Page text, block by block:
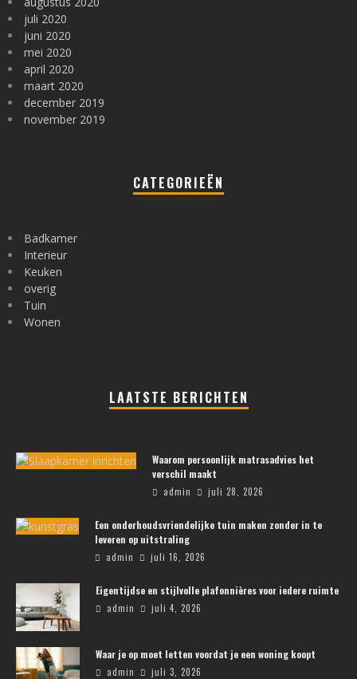
juli 2020
juni 2020
mei 2020
april 2020
maart 2020
december 2019
november 2019
CATEGORIEËN
Badkamer
Interieur
Keuken
overig
Tuin
Wonen
LAATSTE BERICHTEN
Waarom persoonlijk matrasadvies het
verschil maakt
admin juli 28, 2026
Een onderhoudsvriendelijke tuin maken zonder in te
leveren op uitstraling
admin juli 16, 2026
Eigentijdse en stijlvolle plafonnières voor iedere ruimte
admin juli 4, 2026
Waar je op moet letten voordat je een woning koopt
admin juli 3, 2026